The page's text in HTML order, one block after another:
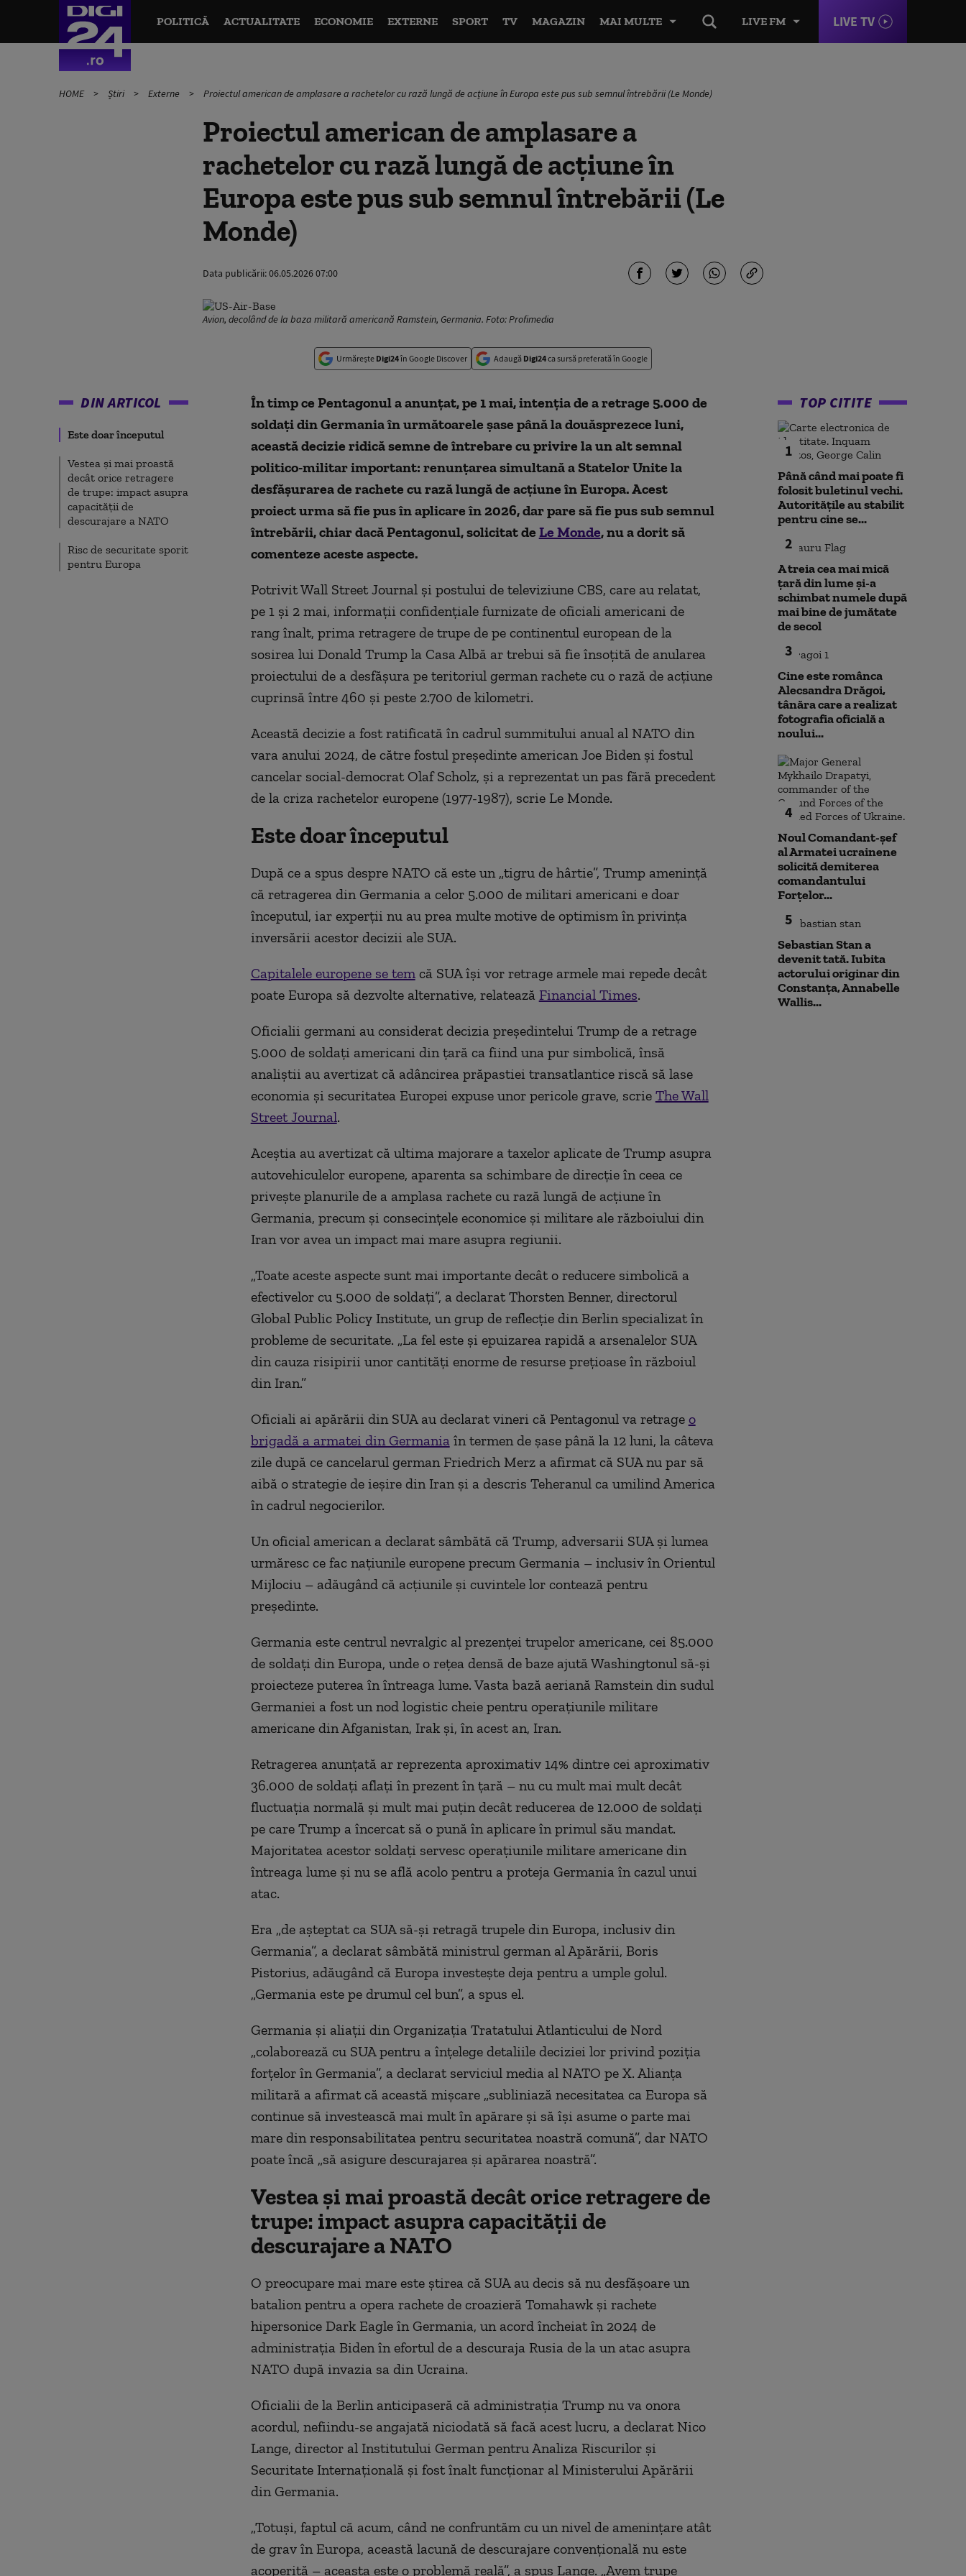
LIVE FM LIVE TV
POLITICĂ ACTUALITATE ECONOMIE EXTERNE SPORT TV MAGAZIN MAI MULTE
HOME Știri Externe Proiectul american de amplasare a rachetelor cu rază lungă de acțiune în Europa este pus sub semnul întrebării (Le Monde)
Proiectul american de amplasare a
rachetelor cu rază lungă de acțiune în
Europa este pus sub semnul întrebării (Le
Monde)
Data publicării:06.05.2026 07:00
Avion, decolând de la baza militară americană Ramstein, Germania. Foto: Profimedia
Urmărește Digi24în Google Discover Adaugă Digi24ca sursă preferată în Google
DIN ARTICOL
Este doar începutul
Vestea și mai proastă
decât orice retragere
de trupe: impact asupra
capacității de
descurajare a NATO
Risc de securitate sporit
pentru Europa
În timp ce Pentagonul a anunțat, pe 1 mai, intenția de a retrage 5.000 de
soldați din Germania în următoarele șase până la douăsprezece luni,
această decizie ridică semne de întrebare cu privire la un alt semnal
politico-militar important: renunțarea simultană a Statelor Unite la
desfășurarea de rachete cu rază lungă de acțiune în Europa. Acest
proiect urma să fie pus în aplicare în 2026, dar pare să fie pus sub semnul
întrebării, chiar dacă Pentagonul, solicitat de Le Monde, nu a dorit să
comenteze aceste aspecte.
Potrivit Wall Street Journal și postului de televiziune CBS, care au relatat,
pe 1 și 2 mai, informații confidențiale furnizate de oficiali americani de
rang înalt, prima retragere de trupe de pe continentul european de la
sosirea lui Donald Trump la Casa Albă ar trebui să fie însoțită de anularea
proiectului de a desfășura pe teritoriul german rachete cu o rază de acțiune
cuprinsă între 460 și peste 2.700 de kilometri.
Această decizie a fost ratificată în cadrul summitului anual al NATO din
vara anului 2024, de către fostul președinte american Joe Biden și fostul
cancelar social-democrat Olaf Scholz, și a reprezentat un pas fără precedent
de la criza rachetelor europene (1977-1987), scrie Le Monde.
Este doar începutul
După ce a spus despre NATO că este un „tigru de hârtie”, Trump amenință
că retragerea din Germania a celor 5.000 de militari americani e doar
începutul, iar experții nu au prea multe motive de optimism în privința
inversării acestor decizii ale SUA.
Capitalele europene se temcă SUA își vor retrage armele mai repede decât
poate Europa să dezvolte alternative, relatează Financial Times.
Oficialii germani au considerat decizia președintelui Trump de a retrage
5.000 de soldați americani din țară ca fiind una pur simbolică, însă
analiștii au avertizat că adâncirea prăpastiei transatlantice riscă să lase
economia și securitatea Europei expuse unor pericole grave, scrie The Wall
Street Journal.
Aceștia au avertizat că ultima majorare a taxelor aplicate de Trump asupra
autovehiculelor europene, aparenta sa schimbare de direcție în ceea ce
privește planurile de a amplasa rachete cu rază lungă de acțiune în
Germania, precum și consecințele economice și militare ale războiului din
Iran vor avea un impact mai mare asupra regiunii.
„Toate aceste aspecte sunt mai importante decât o reducere simbolică a
efectivelor cu 5.000 de soldați”, a declarat Thorsten Benner, directorul
Global Public Policy Institute, un grup de reflecție din Berlin specializat în
probleme de securitate. „La fel este și epuizarea rapidă a arsenalelor SUA
din cauza risipirii unor cantități enorme de resurse prețioase în războiul
din Iran.”
Oficiali ai apărării din SUA au declarat vineri că Pentagonul va retrage o
brigadă a armatei din Germaniaîn termen de șase până la 12 luni, la câteva
zile după ce cancelarul german Friedrich Merz a afirmat că SUA nu par să
aibă o strategie de ieșire din Iran și a descris Teheranul ca umilind America
în cadrul negocierilor.
Un oficial american a declarat sâmbătă că Trump, adversarii SUA și lumea
urmăresc ce fac națiunile europene precum Germania – inclusiv în Orientul
Mijlociu – adăugând că acțiunile și cuvintele lor contează pentru
președinte.
Germania este centrul nevralgic al prezenței trupelor americane, cei 85.000
de soldați din Europa, unde o rețea densă de baze ajută Washingtonul să-și
proiecteze puterea în întreaga lume. Vasta bază aeriană Ramstein din sudul
Germaniei a fost un nod logistic cheie pentru operațiunile militare
americane din Afganistan, Irak și, în acest an, Iran.
Retragerea anunțată ar reprezenta aproximativ 14% dintre cei aproximativ
36.000 de soldați aflați în prezent în țară – nu cu mult mai mult decât
fluctuația normală și mult mai puțin decât reducerea de 12.000 de soldați
pe care Trump a încercat să o pună în aplicare în primul său mandat.
Majoritatea acestor soldați servesc operațiunile militare americane din
întreaga lume și nu se află acolo pentru a proteja Germania în cazul unui
atac.
Era „de așteptat ca SUA să-și retragă trupele din Europa, inclusiv din
Germania”, a declarat sâmbătă ministrul german al Apărării, Boris
Pistorius, adăugând că Europa investește deja pentru a umple golul.
„Germania este pe drumul cel bun”, a spus el.
Germania și aliații din Organizația Tratatului Atlanticului de Nord
„colaborează cu SUA pentru a înțelege detaliile deciziei lor privind poziția
forțelor în Germania”, a declarat serviciul media al NATO pe X. Alianța
militară a afirmat că această mișcare „subliniază necesitatea ca Europa să
continue să investească mai mult în apărare și să își asume o parte mai
mare din responsabilitatea pentru securitatea noastră comună”, dar NATO
poate încă „să asigure descurajarea și apărarea noastră”.
Vestea și mai proastă decât orice retragere de
trupe: impact asupra capacității de
descurajare a NATO
O preocupare mai mare este știrea că SUA au decis să nu desfășoare un
batalion pentru a opera rachete de croazieră Tomahawk și rachete
hipersonice Dark Eagle în Germania, un acord încheiat în 2024 de
administrația Biden în efortul de a descuraja Rusia de la un atac asupra
NATO după invazia sa din Ucraina.
Oficialii de la Berlin anticipaseră că administrația Trump nu va onora
acordul, nefiindu-se angajată niciodată să facă acest lucru, a declarat Nico
Lange, director al Institutului German pentru Analiza Riscurilor și
Securitate Internațională și fost înalt funcționar al Ministerului Apărării
din Germania.
„Totuși, faptul că acum, când ne confruntăm cu un nivel de amenințare atât
de grav în Europa, această lacună de descurajare convențională nu este
acoperită – aceasta este o problemă reală”, a spus Lange. „Avem trupe
TOP CITITE
1
Până când mai poate fi
folosit buletinul vechi.
Autoritățile au stabilit
pentru cine se...
2
A treia cea mai mică
țară din lume și-a
schimbat numele după
mai bine de jumătate
de secol
3
Cine este românca
Alecsandra Drăgoi,
tânăra care a realizat
fotografia oficială a
noului...
4
Noul Comandant-șef
al Armatei ucrainene
solicită demiterea
comandantului
Forțelor...
5
Sebastian Stan a
devenit tată. Iubita
actorului originar din
Constanța, Annabelle
Wallis...